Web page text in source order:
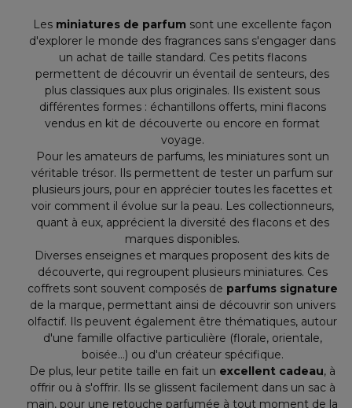
Les miniatures de parfum sont une excellente façon
d'explorer le monde des fragrances sans s'engager dans
un achat de taille standard. Ces petits flacons
permettent de découvrir un éventail de senteurs, des
plus classiques aux plus originales. Ils existent sous
différentes formes : échantillons offerts, mini flacons
vendus en kit de découverte ou encore en format
voyage.
Pour les amateurs de parfums, les miniatures sont un
véritable trésor. Ils permettent de tester un parfum sur
plusieurs jours, pour en apprécier toutes les facettes et
voir comment il évolue sur la peau. Les collectionneurs,
quant à eux, apprécient la diversité des flacons et des
marques disponibles.
Diverses enseignes et marques proposent des kits de
découverte, qui regroupent plusieurs miniatures. Ces
coffrets sont souvent composés de parfums signature
de la marque, permettant ainsi de découvrir son univers
olfactif. Ils peuvent également être thématiques, autour
d'une famille olfactive particulière (florale, orientale,
boisée...) ou d'un créateur spécifique.
De plus, leur petite taille en fait un excellent cadeau, à
offrir ou à s'offrir. Ils se glissent facilement dans un sac à
main, pour une retouche parfumée à tout moment de la